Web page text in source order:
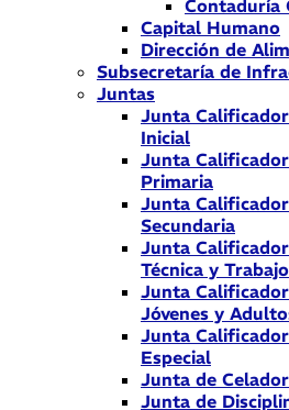
Contaduría
Capital Humano
Dirección de
Subsecretaría de
Juntas
Junta
Inicial
Junta
Primaria
Junta
Secundaria
Junta
Técnica y Trabajo
Junta
Jóvenes y
Junta
Especial
Junta de
Junta de